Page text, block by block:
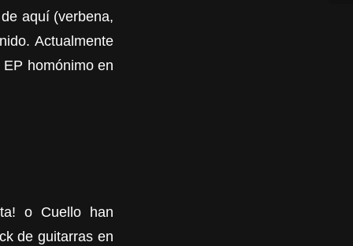
aquí (verbena,
Actualmente
homónimo en
o Cuello han
de guitarras en